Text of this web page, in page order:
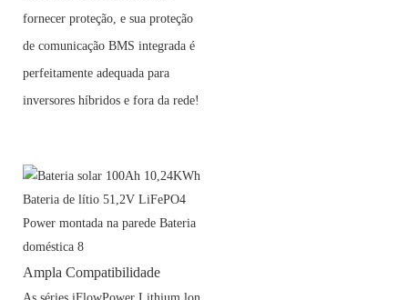
fornecer proteção, e sua proteção
de comunicação BMS integrada é
perfeitamente adequada para
inversores híbridos e fora da rede!
Ampla Compatibilidade